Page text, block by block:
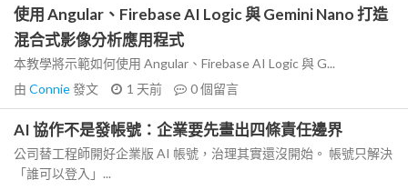
使用 Angular、Firebase AI Logic 與 Gemini Nano 打造
混合式影像分析應用程式
本教學將示範如何使用 Angular、Firebase AI Logic 與 G...
由 Connie發文 1 天前 0個留言
AI 協作不是發帳號：企業要先畫出四條責任邊界
公司替工程師開好企業版 AI 帳號，治理其實還沒開始。 帳號只解決
「誰可以登入」...